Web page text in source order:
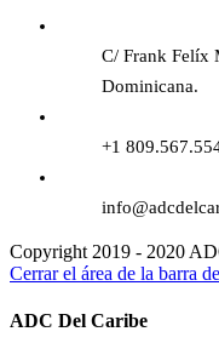
C/ Frank Felíx
Dominicana.
+1
Copyright 2019 - 2020
Cerrar el área de la barra
ADC Del Caribe